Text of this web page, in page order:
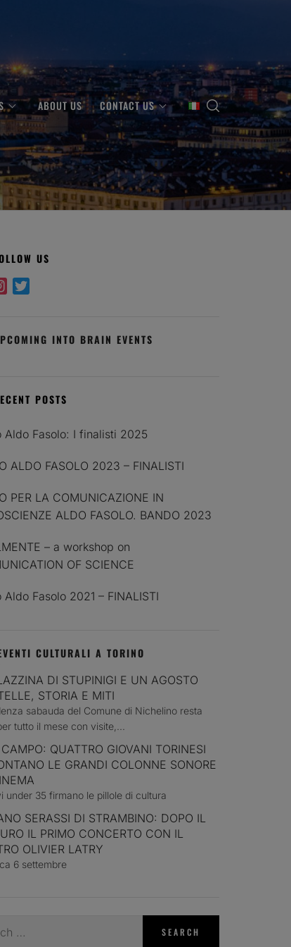
ABOUT US CONTACT US
US
Instagram
INTO BRAIN EVENTS
POSTS
Aldo Fasolo: I finalisti 2025
ALDO FASOLO 2023 – FINALISTI
PER LA COMUNICAZIONE IN
ALDO FASOLO. BANDO 2023
– a workshop on
OF SCIENCE
Aldo Fasolo 2021 – FINALISTI
CULTURALI A TORINO
DI STUPINIGI E UN AGOSTO
STORIA E MITI
sabauda del Comune di Nichelino resta
tutto il mese con visite,...
CAMPO: QUATTRO GIOVANI TORINESI
LE GRANDI COLONNE SONORE
under 35 firmano le pillole di cultura
SERASSI DI STRAMBINO: DOPO IL
IL PRIMO CONCERTO CON IL
OLIVIER LATRY
6 settembre